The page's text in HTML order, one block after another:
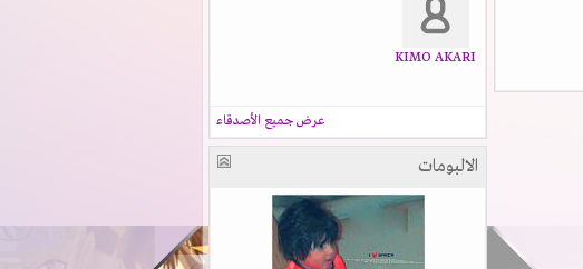
KIMO AKARI
عرض جميع الأصدقاء
الالبومات